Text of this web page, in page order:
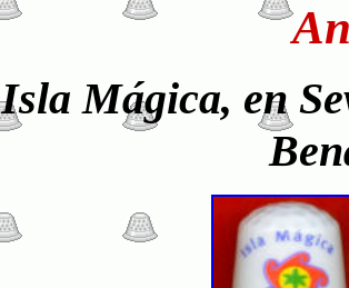
Isla Mágica, en